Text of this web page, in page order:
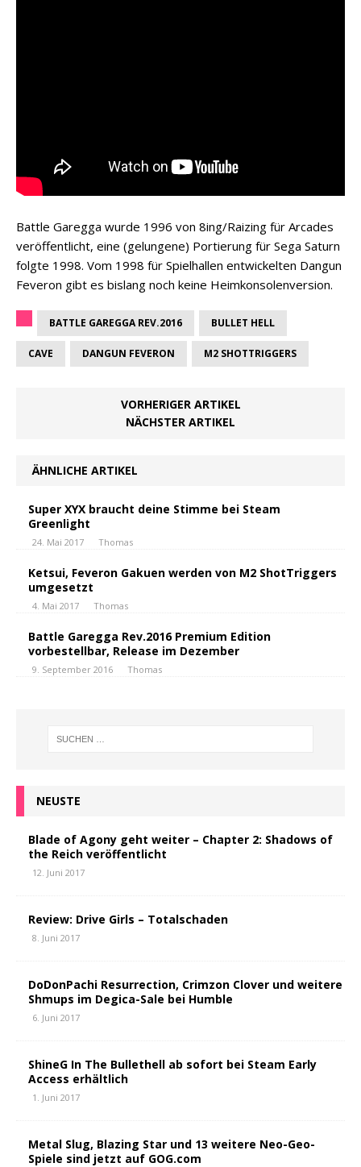
Battle Garegga wurde 1996 von 8ing/Raizing für Arcades
veröffentlicht, eine (gelungene) Portierung für Sega Saturn
folgte 1998. Vom 1998 für Spielhallen entwickelten Dangun
Feveron gibt es bislang noch keine Heimkonsolenversion.
BATTLE GAREGGA REV.2016 BULLET HELL
CAVE DANGUN FEVERON M2 SHOTTRIGGERS
VORHERIGER ARTIKEL
NÄCHSTER ARTIKEL
ÄHNLICHE ARTIKEL
Super XYX braucht deine Stimme bei Steam
Greenlight
24. Mai 2017 Thomas
Ketsui, Feveron Gakuen werden von M2 ShotTriggers
umgesetzt
4. Mai 2017 Thomas
Battle Garegga Rev.2016 Premium Edition
vorbestellbar, Release im Dezember
9. September 2016 Thomas
NEUSTE
Blade of Agony geht weiter – Chapter 2: Shadows of
the Reich veröffentlicht
12. Juni 2017
Review: Drive Girls – Totalschaden
8. Juni 2017
DoDonPachi Resurrection, Crimzon Clover und weitere
Shmups im Degica-Sale bei Humble
6. Juni 2017
ShineG In The Bullethell ab sofort bei Steam Early
Access erhältlich
1. Juni 2017
Metal Slug, Blazing Star und 13 weitere Neo-Geo-
Spiele sind jetzt auf GOG.com